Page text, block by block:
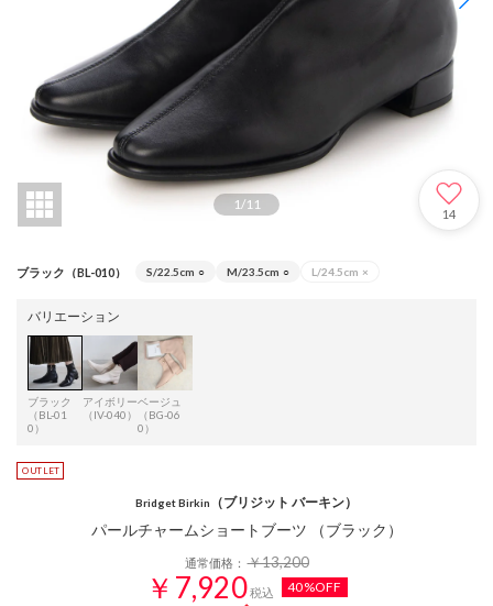
1/11
14
ブラック（BL-010） S/22.5cm ○ M/23.5cm ○ L/24.5cm ×
バリエーション
ブラック
（BL-01
0）
アイボリー
（IV-040）
ベージュ
（BG-06
0）
Bridget Birkin （ブリジット バーキン）
パールチャームショートブーツ （ブラック）
通常価格：￥13,200
￥7,920税込 40%OFF